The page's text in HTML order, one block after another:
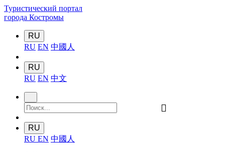
Туристический портал
города Костромы
RU
RU EN 中國人
RU
RU EN 中文
󰍉
RU
RU EN 中國人